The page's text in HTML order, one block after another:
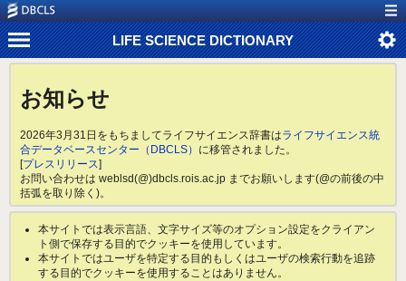
LIFE SCIENCE DICTIONARY
お知らせ
2026年3月31日をもちましてライフサイエンス辞書はライフサイエンス統
合データベースセンター（DBCLS） に移管されました。
[プレスリリース]
お問い合わせは weblsd(@)dbcls.rois.ac.jp までお願いします(@の前後の中
括弧を取り除く)。
本サイトでは表示言語、文字サイズ等のオプション設定をクライアン
ト側で保存する目的でクッキーを使用しています。
本サイトではユーザを特定する目的もしくはユーザの検索行動を追跡
する目的でクッキーを使用することはありません。